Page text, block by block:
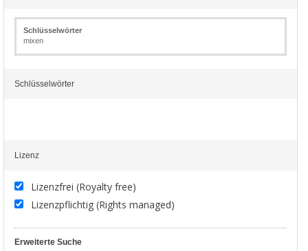
Schlüsselwörter
mixen
Schlüsselwörter
Lizenz
Lizenzfrei (Royalty free)
Lizenzpflichtig (Rights managed)
Erweiterte Suche